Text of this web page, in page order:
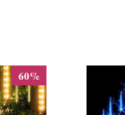
60%